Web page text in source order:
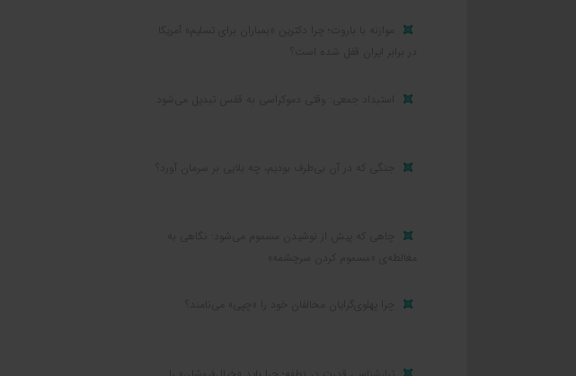
موازنه با باروت؛ چرا دکترین «بمباران برای تسلیم» آمریکا
جنگی که در آن بی‌طرف بودیم، چه بلایی بر سرمان آورد؟
چاهی که پیش از نوشیدن مسموم می‌شود: نگاهی به
مغالطه‌ی «مسموم کردن سرچشمه»